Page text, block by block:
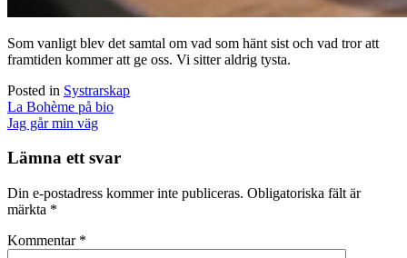
Som vanligt blev det samtal om vad som hänt sist och vad tror att
framtiden kommer att ge oss. Vi sitter aldrig tysta.
Posted in Systrarskap
Post
navigation
La Bohème på bio
Jag går min väg
Lämna ett svar
Din e-postadress kommer inte publiceras. Obligatoriska fält är
märkta *
Kommentar *